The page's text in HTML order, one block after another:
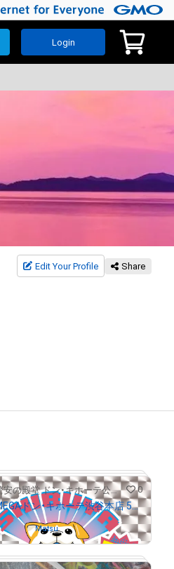
Login
Edit Your Profile Share
驚安の殿堂 ドン・キホーテ公式NFTストア 0
MEGAドン・キホーテ渋谷本店 5周年記念「渋谷ドンペン」
byMatsu